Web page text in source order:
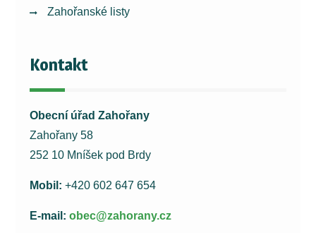
Zahořanské listy
Kontakt
Obecní úřad Zahořany
Zahořany 58
252 10 Mníšek pod Brdy
Mobil: +420 602 647 654
E-mail: obec@zahorany.cz